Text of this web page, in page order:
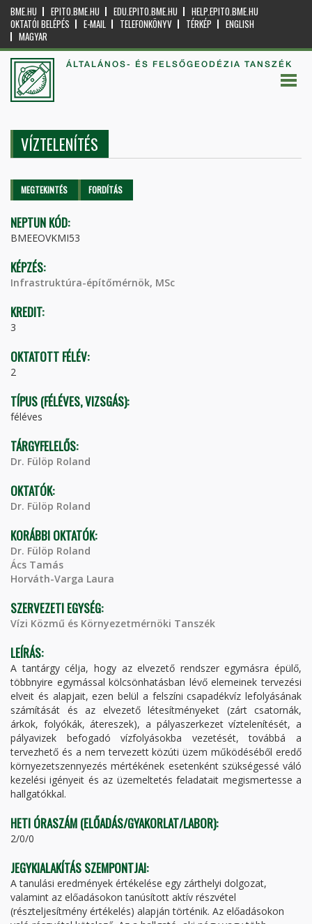
BME.HU EPITO.BME.HU EDU.EPITO.BME.HU
HELP.EPITO.BME.HU
OKTATÓI BELÉPÉS
E-MAIL TELEFONKÖNYV TÉRKÉP
ENGLISH
MAGYAR
ÁLTALÁNOS- ÉS FELSŐGEODÉZIA TANSZÉK
VÍZTELENÍTÉS
Elsődleges fülek
MEGTEKINTÉS (AKTÍVFORDÍTÁS
NEPTUN KÓD:
BMEEOVKMI53
KÉPZÉS:
Infrastruktúra-építőmérnök, MSc
KREDIT:
3
OKTATOTT FÉLÉV:
2
TÍPUS (FÉLÉVES, VIZSGÁS):
féléves
TÁRGYFELELŐS:
Dr. Fülöp Roland
OKTATÓK:
Dr. Fülöp Roland
KORÁBBI OKTATÓK:
Dr. Fülöp Roland
Ács Tamás
Horváth-Varga Laura
SZERVEZETI EGYSÉG:
Vízi Közmű és Környezetmérnöki Tanszék
LEÍRÁS:
A tantárgy célja, hogy az elvezető rendszer egymásra épülő,
többnyire egymással kölcsönhatásban lévő elemeinek tervezési
elveit és alapjait, ezen belül a felszíni csapadékvíz lefolyásának
számítását és az elvezető létesítményeket (zárt csatornák,
árkok, folyókák, átereszek), a pályaszerkezet víztelenítését, a
pályavizek befogadó vízfolyásokba vezetését, továbbá a
tervezhető és a nem tervezett közúti üzem működéséből eredő
környezetszennyezés mértékének esetenként szükségessé váló
kezelési igényeit és az üzemeltetés feladatait megismertesse a
hallgatókkal.
HETI ÓRASZÁM (ELŐADÁS/GYAKORLAT/LABOR):
2/0/0
JEGYKIALAKÍTÁS SZEMPONTJAI:
A tanulási eredmények értékelése egy zárthelyi dolgozat,
valamint az előadásokon tanúsított aktív részvétel
(részteljesítmény értékelés) alapján történik. Az előadásokon